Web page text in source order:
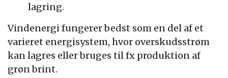
lagring.
Vindenergi fungerer bedst som en del af et
varieret energisystem, hvor overskudsstrøm
kan lagres eller bruges til fx produktion af
grøn brint.